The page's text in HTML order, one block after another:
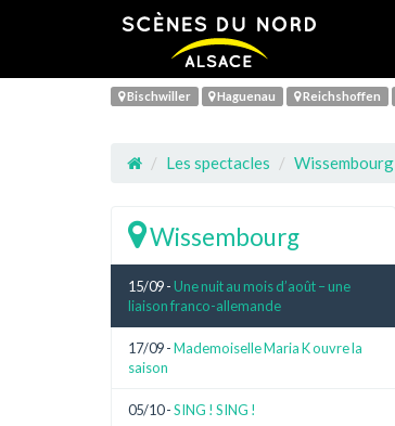
Bischwiller Haguenau Reichshoffen
Les spectacles Wissembourg
Wissembourg
15/09 - Une nuit au mois d’août – une
liaison franco-allemande
17/09 -Mademoiselle Maria K ouvre la
saison
05/10 -SING ! SING !